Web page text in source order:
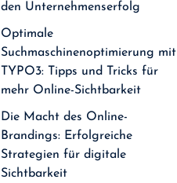
den Unternehmenserfolg
Optimale
Suchmaschinenoptimierung mit
TYPO3: Tipps und Tricks für
mehr Online-Sichtbarkeit
Die Macht des Online-
Brandings: Erfolgreiche
Strategien für digitale
Sichtbarkeit